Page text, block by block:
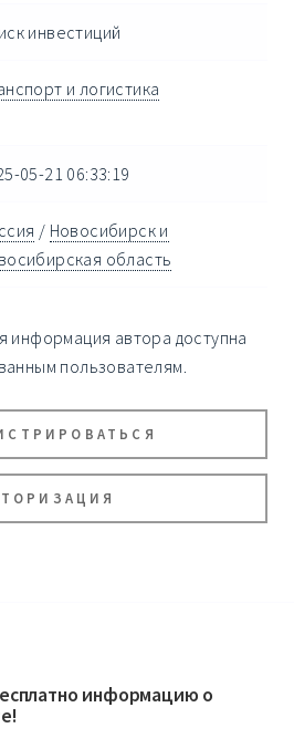
инвестиций
и логистика
05-21 06:33:19
/ Новосибирск и
область
информация автора доступна
пользователям.
информацию о